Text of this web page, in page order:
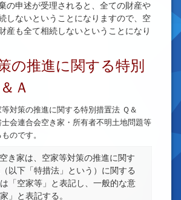
の申述が受理されると、全ての財産や
しないということになりますので、空
産も全て相続しないということになり
の推進に関する特別
Ａ
等対策の推進に関する特別措置法 Ｑ＆
士会連合会空き家・所有者不明土地問題等
のです。
き家は、空家等対策の推進に関す
以下「特措法」という）に関する
「空家等」と表記し、一般的な意
」と表記する。